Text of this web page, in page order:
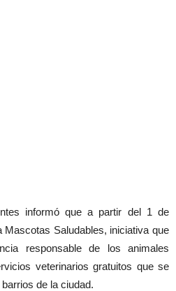
informó que a partir del 1 de
Saludables, iniciativa que
responsable de los animales
veterinarios gratuitos que se
de la ciudad.